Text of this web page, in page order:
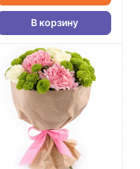
В корзину